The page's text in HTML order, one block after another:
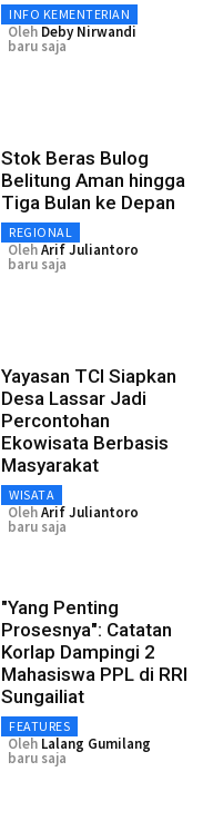
INFO KEMENTERIAN
Oleh Deby Nirwandi
baru saja
Stok Beras Bulog
Belitung Aman hingga
Tiga Bulan ke Depan
REGIONAL
OlehArif Juliantoro
baru saja
Yayasan TCI Siapkan
Desa Lassar Jadi
Percontohan
Ekowisata Berbasis
Masyarakat
WISATA
OlehArif Juliantoro
baru saja
"Yang Penting
Prosesnya": Catatan
Korlap Dampingi 2
Mahasiswa PPL di RRI
Sungailiat
FEATURES
Oleh Lalang Gumilang
baru saja